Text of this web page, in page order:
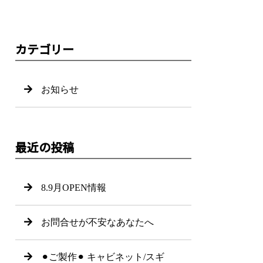
カテゴリー
お知らせ
最近の投稿
8.9月OPEN情報
お問合せが不安なあなたへ
⚫︎ご製作⚫︎ キャビネット/スギ